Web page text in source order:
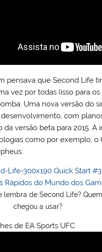
pensava que Second Life
vez por todas (isso para
Uma nova versão do
desenvolvimento, com
da versão beta para 2015. A
como por exemplo, o
lembra de Second Life? Quem
chegou a usar?
de EA Sports UFC